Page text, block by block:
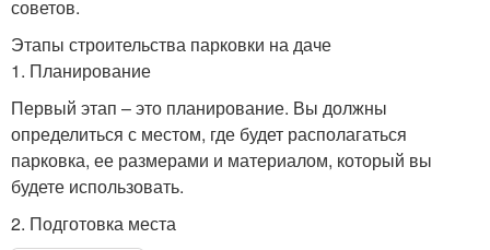
советов.
Этапы строительства парковки на даче
1. Планирование
Первый этап – это планирование. Вы должны
определиться с местом, где будет располагаться
парковка, ее размерами и материалом, который вы
будете использовать.
2. Подготовка места